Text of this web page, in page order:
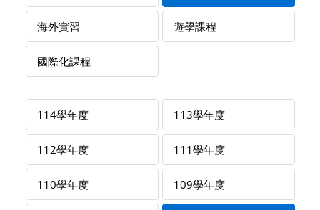
海外實習 遊學課程
國際化課程
114學年度 113學年度
112學年度 111學年度
110學年度 109學年度